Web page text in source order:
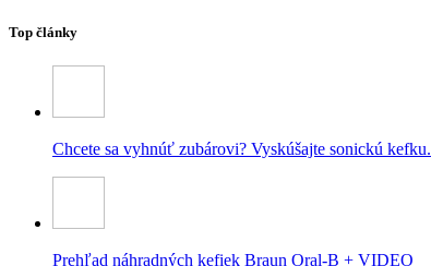
Top články
Chcete sa vyhnúť zubárovi? Vyskúšajte sonickú kefku.
Prehľad náhradných kefiek Braun Oral-B + VIDEO